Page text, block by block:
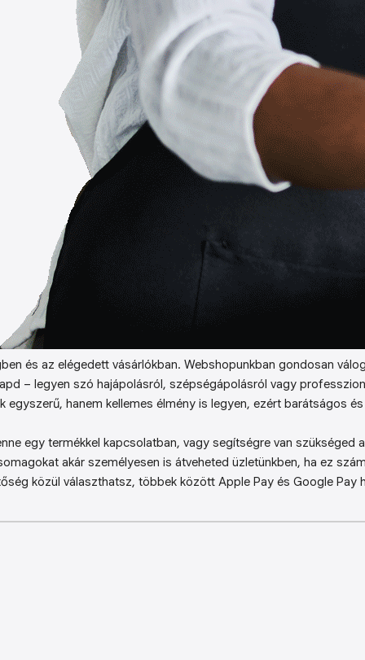
és az elégedett vásárlókban. Webshopunkban gondosan
– legyen szó hajápolásról, szépségápolásról vagy
egyszerű, hanem kellemes élmény is legyen, ezért barátságos
egy termékkel kapcsolatban, vagy segítségre van szükséged
akár személyesen is átveheted üzletünkben, ha ez
közül választhatsz, többek között Apple Pay és Google Pay